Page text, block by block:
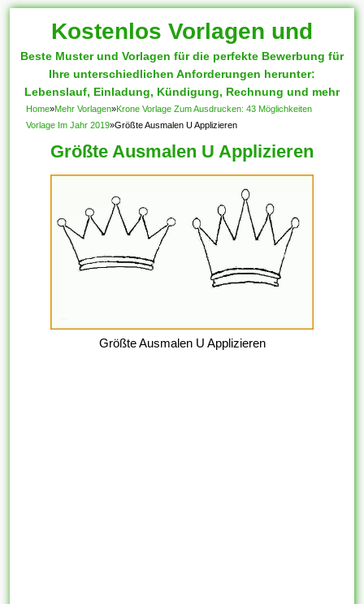
Kostenlos Vorlagen und
Muster
Beste Muster und Vorlagen für die perfekte Bewerbung für
Ihre unterschiedlichen Anforderungen herunter:
Lebenslauf, Einladung, Kündigung, Rechnung und mehr
Home»Mehr Vorlagen»Krone Vorlage Zum Ausdrucken: 43 Möglichkeiten
Vorlage Im Jahr 2019»Größte Ausmalen U Applizieren
Größte Ausmalen U Applizieren
Größte Ausmalen U Applizieren